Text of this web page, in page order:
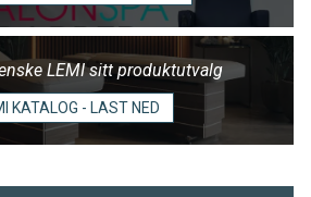
LEMI sitt produktutvalg
KATALOG - LAST NED